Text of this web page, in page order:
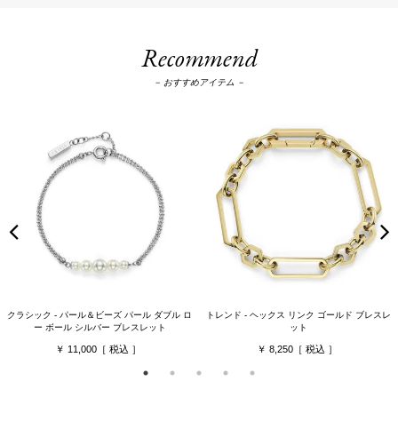
Recommend
－ おすすめアイテム －
クラシック - パール＆ビーズ パール ダブル ロ
ー ボール シルバー ブレスレット
11,000
トレンド - ヘックス リンク ゴールド ブレスレ
ット
8,250